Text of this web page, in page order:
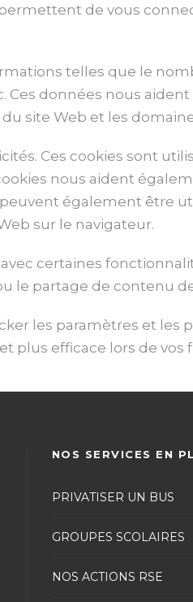
de vous
telles que le
Ces données nous
site Web et les
Ces cookies sont
nous aident
également être
sur le navigateur.
certaines
le partage de contenu
les paramètres et
plus efficace lors de vos
NOS SERVICES EN
PRIVATISER UN BUS
GROUPES SCOLAIRES
NOS ACTIONS RSE